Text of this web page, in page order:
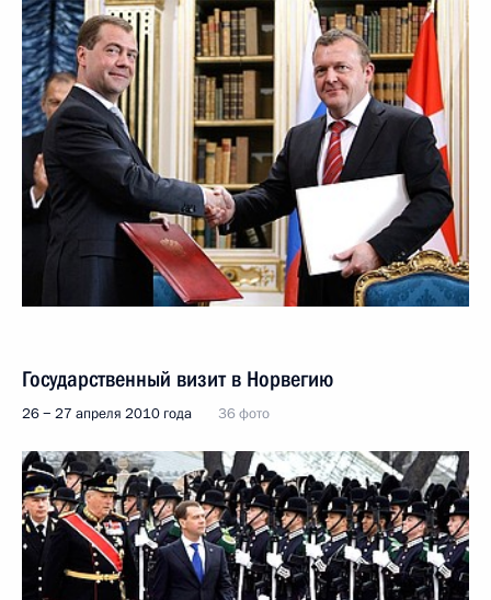
Государственный визит в Норвегию
26 − 27 апреля 2010 года 36 фото